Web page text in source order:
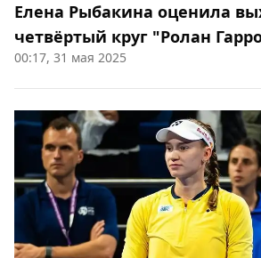
Елена Рыбакина оценила
четвёртый круг "Ролан
00:17, 31 мая 2025